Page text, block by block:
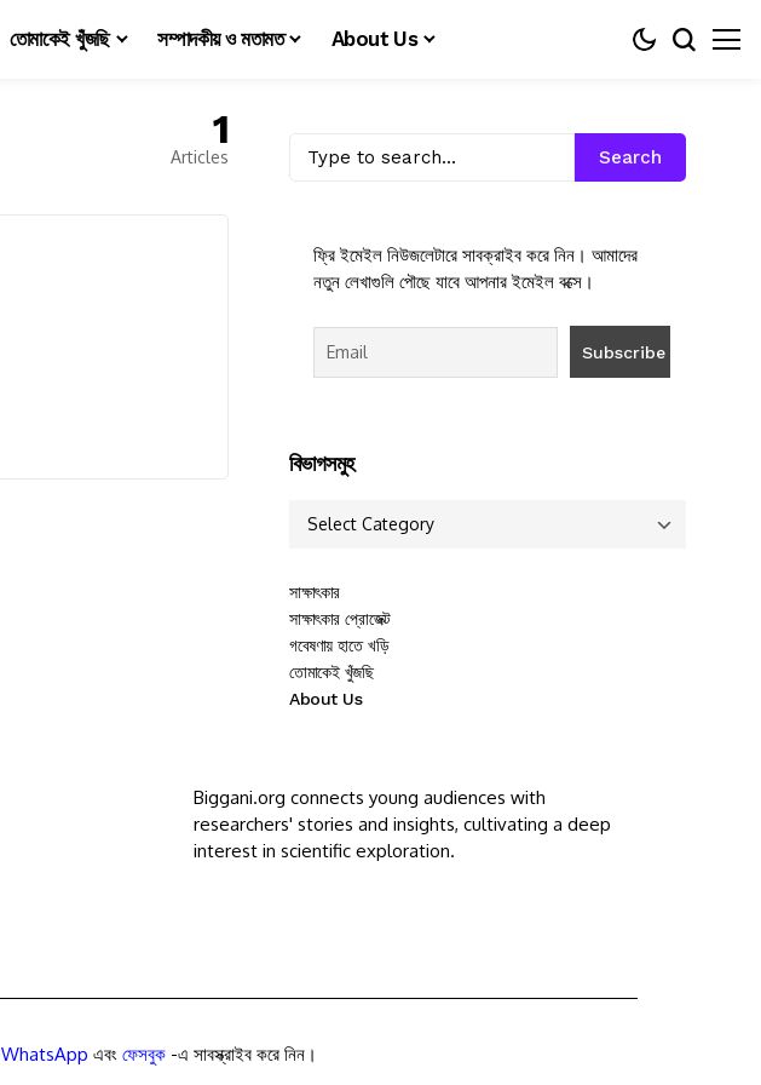
তোমাকেই খুঁজছি সম্পাদকীয় ও মতামত About Us
1
Articles Search
ফ্রি ইমেইল নিউজলেটারে সাবক্রাইব করে নিন। আমাদের
নতুন লেখাগুলি পৌছে যাবে আপনার ইমেইল বক্সে।
বিভাগসমুহ
সাক্ষাৎকার
সাক্ষাৎকার প্রোজেক্ট
গবেষণায় হাতে খড়ি
তোমাকেই খুঁজছি
About Us
Biggani.org connects young audiences with
researchers' stories and insights, cultivating a deep
interest in scientific exploration.
WhatsApp এবং ফেসবুক -এ সাবস্ক্রাইব করে নিন।